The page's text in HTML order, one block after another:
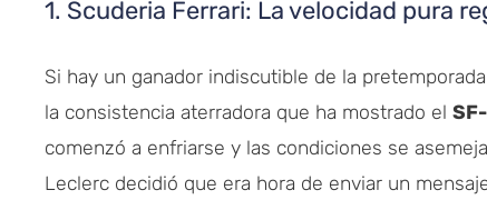
1. Scuderia Ferrari: La velocidad pura
Si hay un ganador indiscutible de la
la consistencia aterradora que ha mostrado el
comenzó a enfriarse y las condiciones se
Leclerc decidió que era hora de enviar un